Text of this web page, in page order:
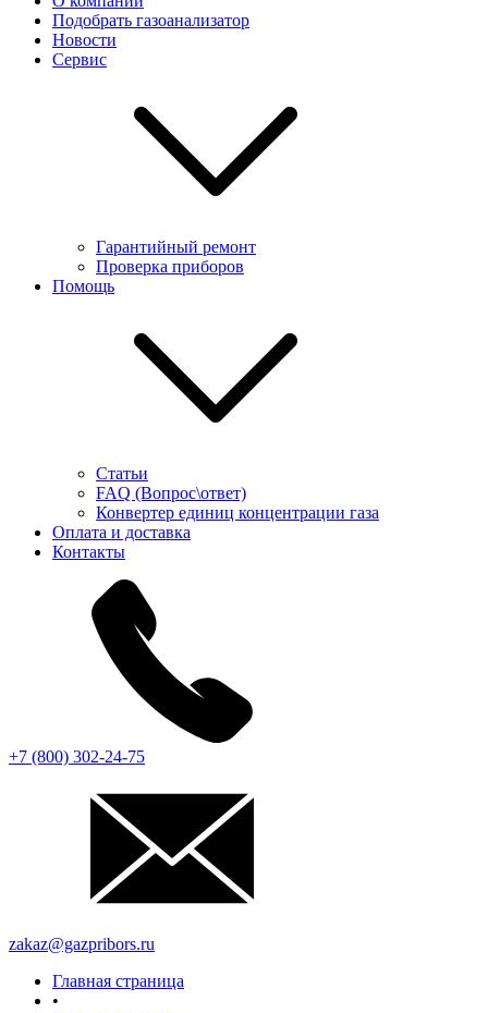
Подобрать газоанализатор
Новости
Сервис
Гарантийный ремонт
Проверка приборов
Помощь
Статьи
FAQ (Вопрос\ответ)
Конвертер единиц концентрации газа
Оплата и доставка
Контакты
+7 (800) 302-24-75
zakaz@gazpribors.ru
Главная страница
•